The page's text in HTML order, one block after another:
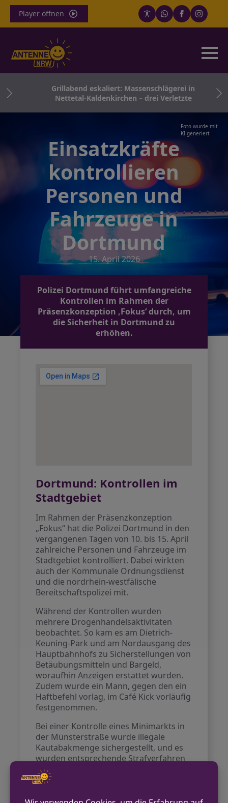
Player öffnen
Grillabend eskaliert: Massenschlägerei in
Nettetal-Kaldenkirchen – drei Verletzte
Foto wurde mit
KI generiert
Einsatzkräfte
kontrollieren
Personen und
Fahrzeuge in
Dortmund
15. April 2026
Polizei Dortmund führt umfangreiche
Kontrollen im Rahmen der
Präsenzkonzeption ‚Fokus‘ durch, um
die Sicherheit in Dortmund zu
erhöhen.
Dortmund: Kontrollen im
Stadtgebiet
Im Rahmen der Präsenzkonzeption
„Fokus“ hat die Polizei Dortmund in den
vergangenen Tagen von 10. bis 15. April
zahlreiche Personen und Fahrzeuge im
Stadtgebiet kontrolliert. Dabei wirkten
auch der Kommunale Ordnungsdienst
und die nordrhein-westfälische
Bereitschaftspolizei mit.
Während der Kontrollen wurden
mehrere Drogenhandelsaktivitäten
beobachtet. So kam es am Dietrich-
Keuning-Park und am Nordausgang des
Hauptbahnhofs zu Sicherstellungen von
Betäubungsmitteln und Bargeld,
woraufhin Anzeigen erstattet wurden.
Zudem wurde ein Mann, gegen den ein
Haftbefehl vorlag, im Café Kick vorläufig
festgenommen.
Bei einer Kontrolle eines Minimarkts in
der Münsterstraße wurde illegale
Kautabakmenge sichergestellt, und es
wurden entsprechende Strafverfahren
eingeleitet. Eine weitere Kontrolle führte
zur Sicherstellung eines gestohlenen